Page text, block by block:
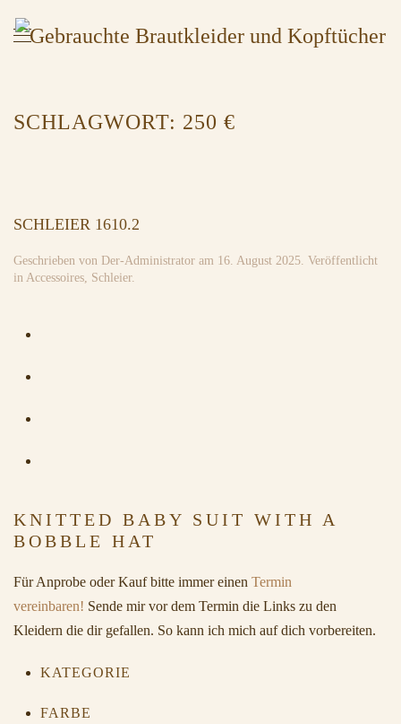
SCHLAGWORT: 250 €
SCHLEIER 1610.2
Geschrieben von Der-Administrator am 16. August 2025. Veröffentlicht
in Accessoires, Schleier.
KNITTED BABY SUIT WITH A
BOBBLE HAT
Für Anprobe oder Kauf bitte immer einen Termin
vereinbaren! Sende mir vor dem Termin die Links zu den
Kleidern die dir gefallen. So kann ich mich auf dich vorbereiten.
KATEGORIE
FARBE